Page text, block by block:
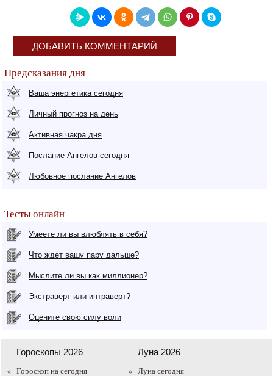
ДОБАВИТЬ КОММЕНТАРИЙ
Предсказания дня
Ваша энергетика сегодня
Личный прогноз на день
Активная чакра дня
Послание Ангелов сегодня
Любовное послание Ангелов
Тесты онлайн
Умеете ли вы влюблять в себя?
Что ждет вашу пару дальше?
Мыслите ли вы как миллионер?
Экстраверт или интраверт?
Оцените свою силу воли
Гороскопы 2026
Гороскоп на сегодня
Луна 2026
Луна сегодня